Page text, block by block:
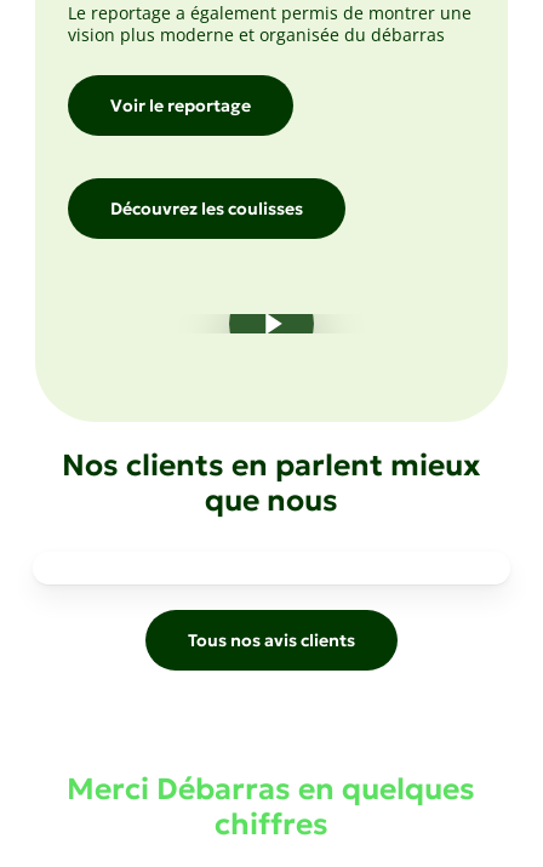
Le reportage a également permis de montrer une
vision plus moderne et organisée du débarras
Voir le reportage
Découvrez les coulisses
Nos clients en parlent mieux
que nous
Tous nos avis clients
Merci Débarras en quelques
chiffres